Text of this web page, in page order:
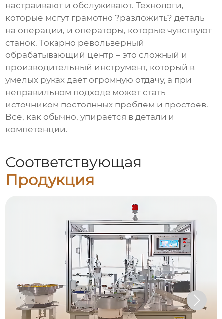
настраивают и обслуживают. Технологи,
которые могут грамотно ?разложить? деталь
на операции, и операторы, которые чувствуют
станок.Токарно револьверный
обрабатывающий центр – это сложный и
производительный инструмент, который в
умелых руках даёт огромную отдачу, а при
неправильном подходе может стать
источником постоянных проблем и простоев.
Всё, как обычно, упирается в детали и
компетенции.
Соответствующая
Продукция